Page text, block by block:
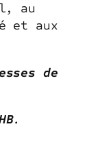
au
et aux
de
.